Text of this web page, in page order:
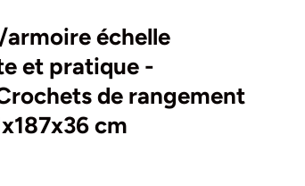
échelle
et pratique -
de rangement
cm